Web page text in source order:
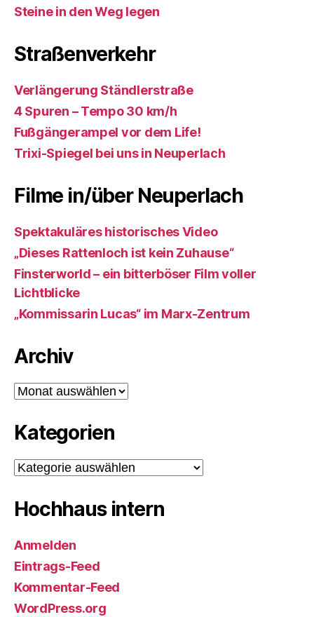
Steine in den Weg legen
Straßenverkehr
Verlängerung Ständlerstraße
4 Spuren – Tempo 30 km/h
Fußgängerampel vor dem Life!
Trixi-Spiegel bei uns in Neuperlach
Filme in/über Neuperlach
Spektakuläres historisches Video
„Dieses Rattenloch ist kein Zuhause“
Finsterworld – ein bitterböser Film voller
Lichtblicke
„Kommissarin Lucas“ im Marx-Zentrum
Archiv
Archiv
Kategorien
Kategorien
Hochhaus intern
Anmelden
Eintrags-Feed
Kommentar-Feed
WordPress.org